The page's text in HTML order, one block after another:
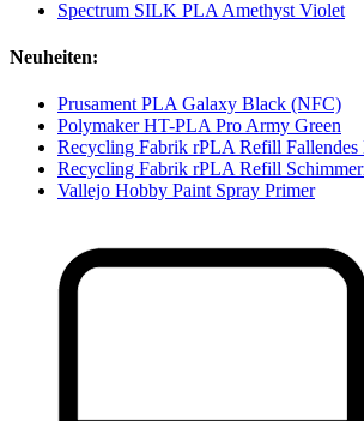
Spectrum SILK PLA Amethyst Violet
Neuheiten:
Prusament PLA Galaxy Black (NFC)
Polymaker HT-PLA Pro Army Green
Recycling Fabrik rPLA Refill Fallendes
Recycling Fabrik rPLA Refill
Vallejo Hobby Paint Spray Primer